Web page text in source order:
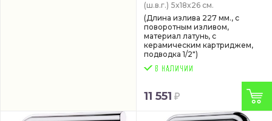
(ш.в.г.) 5x18x26 см.
(Длина излива 227 мм., с
поворотным изливом,
материал латунь, с
керамическим картриджем,
подводка 1/2")
11 551